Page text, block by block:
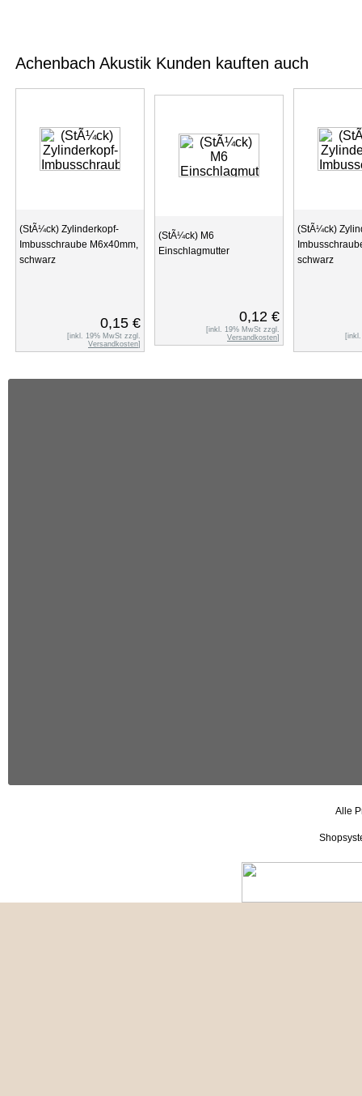
Achenbach Akustik Kunden kauften auch
(StÃ¼ck) Zylinderkopf-
Imbusschraube M6x40mm,
schwarz
0,15 €
[inkl. 19% MwSt zzgl.
Versandkosten]
(StÃ¼ck) M6
Einschlagmutter
0,12 €
[inkl. 19% MwSt zzgl.
Versandkosten]
(StÃ¼ck)
schwarz
Alle